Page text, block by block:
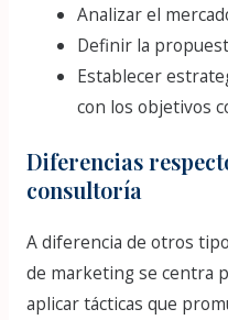
Analizar el
Definir la
Establecer
con los objetivos
Diferencias
consultoría
A diferencia de otros
de marketing se centra
aplicar tácticas que